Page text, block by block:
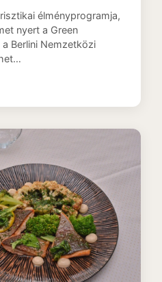
élményprogramja,
nyert a Green
Berlini Nemzetközi